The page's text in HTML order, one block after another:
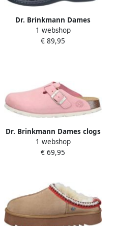
Dr. Brinkmann Dames
muiltjes Chelva
1 webshop
€ 89,95
Dr. Brinkmann Dames clogs
Nerpio
1 webshop
€ 69,95